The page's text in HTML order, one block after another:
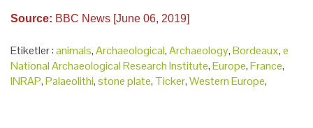
Source: BBC News [June 06, 2019]
Etiketler :animals,Archaeological,Archaeology,Bordeaux,e
National Archaeological Research Institute,Europe,France,
INRAP,Palaeolithi,stone plate, Ticker,Western Europe,